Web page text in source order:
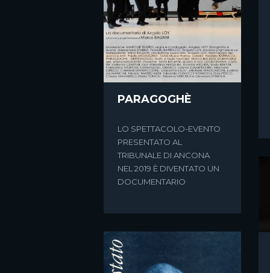
PARAGOGHÈ
LO SPETTACOLO-EVENTO
PRESENTATO AL
TRIBUNALE DI ANCONA
NEL 2019 È DIVENTATO UN
DOCUMENTARIO
OGNI VOLTA CHE
SI RACCONTA UNA
READING
“Ogni volta che si racconta
si fa rivivere un’antica
esperienza. Ogni volta ci